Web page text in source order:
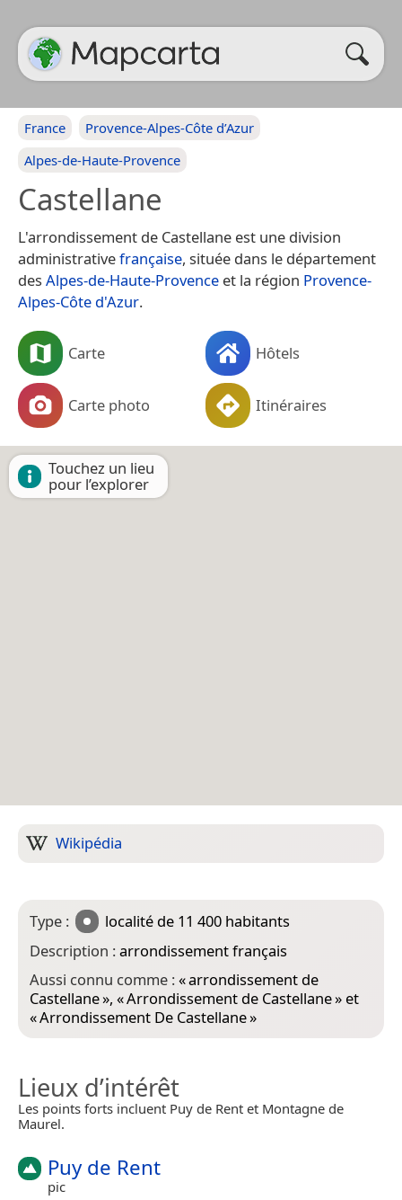
France
Provence-Alpes-Côte d’Azur
Alpes-de-Haute-Provence
Castellane
L'arrondissement de Castellane est une division
administrativefrançaise, située dans le département
des Alpes-de-Haute-Provence et la région Provence-
Alpes-Côte d'Azur.
Carte Hôtels
Carte photo Itinéraires
Touchez un lieu
pour l’explorer
Wikipédia
Type : localité de 11 400 habitants
Description :arrondissement français
Aussi connu comme :«arrondissement de
Castellane», «Arrondissement de Castellane» et
«Arrondissement De Castellane»
Lieux d’intérêt
Les points forts incluent Puy de Rent et Montagne de
Maurel.
Puy de Rent
pic